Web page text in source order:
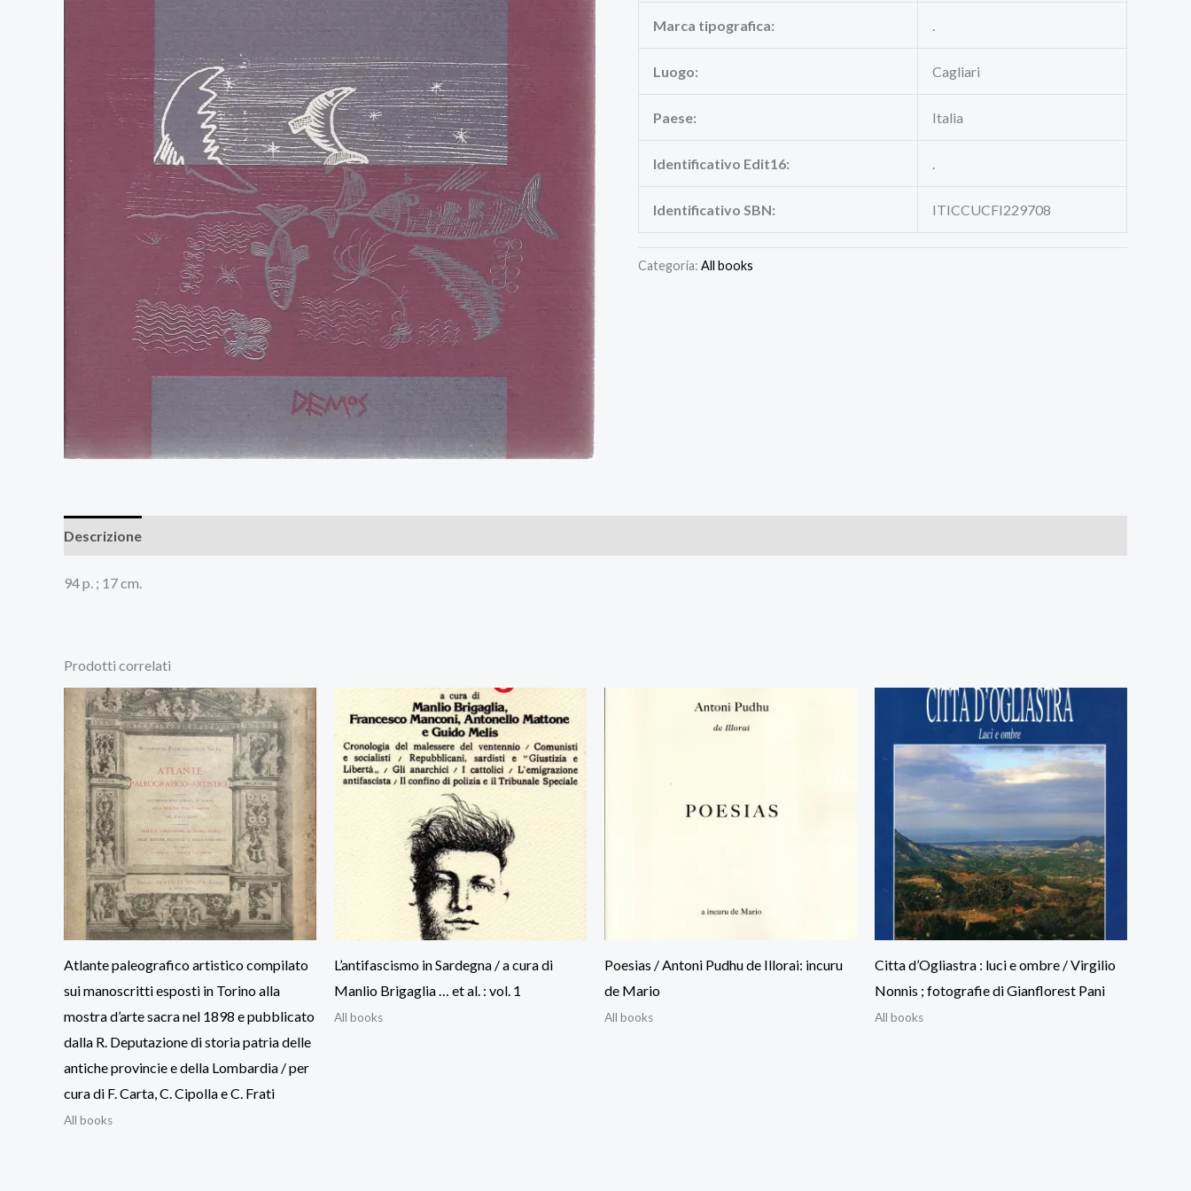
Marca tipografica:
Luogo: Cagliari
Paese: Italia
Identificativo Edit16:
Identificativo SBN: ITICCUCFI229708
Categoria: All books
Descrizione
94 p. ; 17 cm.
Prodotti correlati
Atlante paleografico artistico compilato
sui manoscritti esposti in Torino alla
mostra d’arte sacra nel 1898 e pubblicato
dalla R. Deputazione di storia patria delle
antiche provincie e della Lombardia / per
cura di F. Carta, C. Cipolla e C. Frati
All books
L’antifascismo in Sardegna / a cura di
Manlio Brigaglia … et al. : vol. 1
All books
Poesias / Antoni Pudhu de Illorai: incuru
de Mario
All books
Citta d’Ogliastra : luci e ombre / Virgilio
Nonnis ; fotografie di Gianflorest Pani
All books